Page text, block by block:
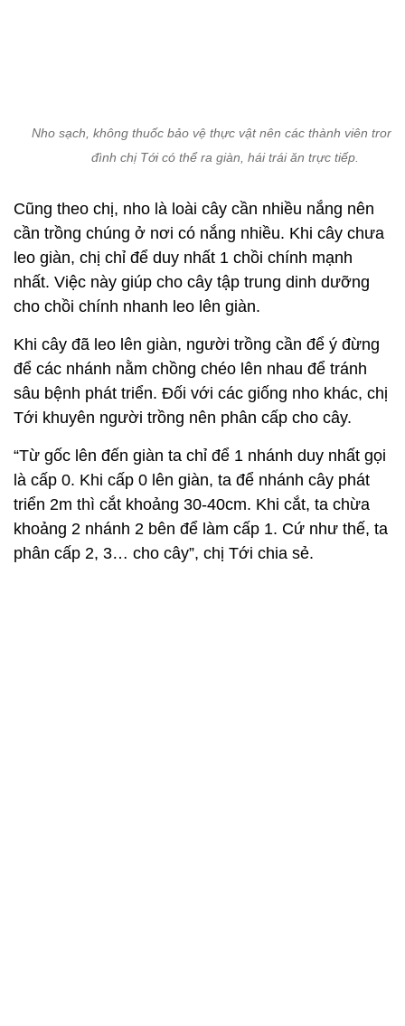
Nho sạch, không thuốc bảo vệ thực vật nên các thành viên trong
đình chị Tới có thể ra giàn, hái trái ăn trực tiếp.
Cũng theo chị, nho là loài cây cần nhiều nắng nên
cần trồng chúng ở nơi có nắng nhiều. Khi cây chưa
leo giàn, chị chỉ để duy nhất 1 chồi chính mạnh
nhất. Việc này giúp cho cây tập trung dinh dưỡng
cho chồi chính nhanh leo lên giàn.
Khi cây đã leo lên giàn, người trồng cần để ý đừng
để các nhánh nằm chồng chéo lên nhau để tránh
sâu bệnh phát triển. Đối với các giống nho khác, chị
Tới khuyên người trồng nên phân cấp cho cây.
“Từ gốc lên đến giàn ta chỉ để 1 nhánh duy nhất gọi
là cấp 0. Khi cấp 0 lên giàn, ta để nhánh cây phát
triển 2m thì cắt khoảng 30-40cm. Khi cắt, ta chừa
khoảng 2 nhánh 2 bên để làm cấp 1. Cứ như thế, ta
phân cấp 2, 3… cho cây”, chị Tới chia sẻ.